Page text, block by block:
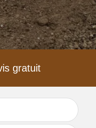
gratuit